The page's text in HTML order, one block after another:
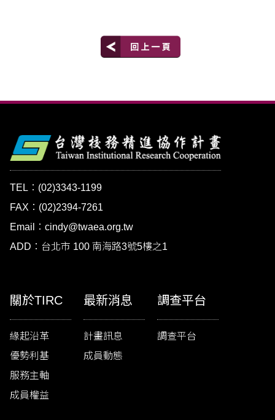
TEL：(02)3343-1199
FAX：(02)2394-7261
Email：cindy@twaea.org.tw
ADD：台北市 100 南海路3號5樓之1
關於TIRC
緣起沿革
優勢利基
服務主軸
成員權益
最新消息
計畫訊息
成員動態
調查平台
調查平台